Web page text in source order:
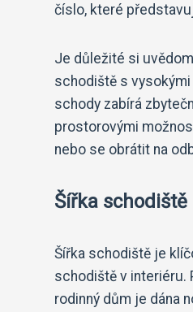
číslo, které
Je důležité si
schodiště s
schody zabírá
prostorovými
nebo se obrátit na
Šířka schodiště
Šířka schodiště je
schodiště v interiéru.
rodinný dům je dána